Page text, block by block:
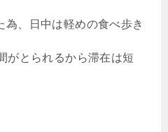
、日中は軽めの食べ歩き
がとられるから滞在は短